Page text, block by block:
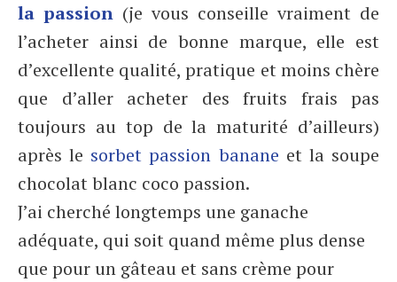
la passion (je vous conseille vraiment de
l’acheter ainsi de bonne marque, elle est
d’excellente qualité, pratique et moins chère
que d’aller acheter des fruits frais pas
toujours au top de la maturité d’ailleurs)
après le sorbet passion banane et la soupe
chocolat blanc coco passion.
J’ai cherché longtemps une ganache
adéquate, qui soit quand même plus dense
que pour un gâteau et sans crème pour